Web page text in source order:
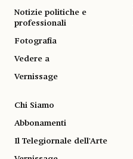
Notizie politiche e
professionali
Fotografia
Vedere a
Vernissage
Chi Siamo
Abbonamenti
Il Telegiornale dell'Arte